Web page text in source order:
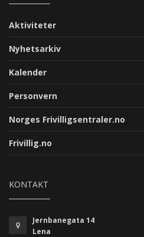
Aktiviteter
Nyhetsarkiv
Kalender
Personvern
Norges Frivilligsentraler.no
Frivillig.no
KONTAKT
Jernbanegata 14
Lena